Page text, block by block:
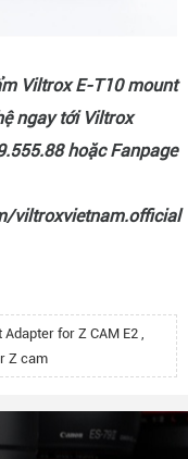
Viltrox E-T10 mount
ngay tới Viltrox
hoặc Fanpage
viltroxvietnam.official
for Z CAM E2
Z cam